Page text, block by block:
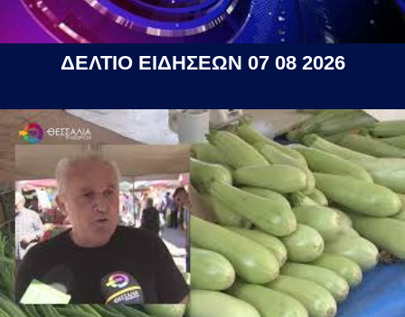
ΔΕΛΤΙΟ ΕΙΔΗΣΕΩΝ 07 08 2026